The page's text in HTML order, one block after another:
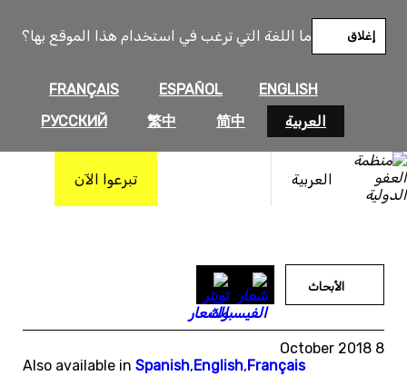
ما اللغة التي ترغب في استخدام هذا الموقع بها؟
ENGLISH
ESPAÑOL
FRANÇAIS
العربية
简中
繁中
РУССКИЙ
إغلاق
العربية تبرعوا الآن
المحتوى
الأبحاث
8 October 2018
Also available in Spanish,English,Français